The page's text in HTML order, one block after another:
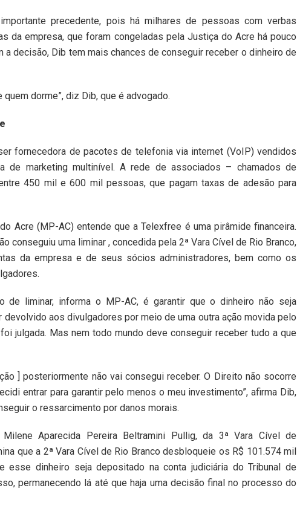
precedente, pois há milhares de pessoas com verbas
da empresa, que foram congeladas pela Justiça do Acre há pouco
a decisão, Dib tem mais chances de conseguir receber o dinheiro de
quem dorme”, diz Dib, que é advogado.
fornecedora de pacotes de telefonia via internet (VoIP) vendidos
de marketing multinível. A rede de associados – chamados de
450 mil e 600 mil pessoas, que pagam taxas de adesão para
Acre (MP-AC) entende que a Telexfree é uma pirâmide financeira.
conseguiu uma liminar , concedida pela 2ª Vara Cível de Rio Branco,
da empresa e de seus sócios administradores, bem como os
de liminar, informa o MP-AC, é garantir que o dinheiro não seja
aos divulgadores por meio de uma outra ação movida pelo
julgada. Mas nem todo mundo deve conseguir receber tudo a que
] posteriormente não vai consegui receber. O Direito não socorre
entrar para garantir pelo menos o meu investimento”, afirma Dib,
o ressarcimento por danos morais.
Aparecida Pereira Beltramini Pullig, da 3ª Vara Cível de
que a 2ª Vara Cível de Rio Branco desbloqueie os R$ 101.574 mil
esse dinheiro seja depositado na conta judiciária do Tribunal de
permanecendo lá até que haja uma decisão final no processo do